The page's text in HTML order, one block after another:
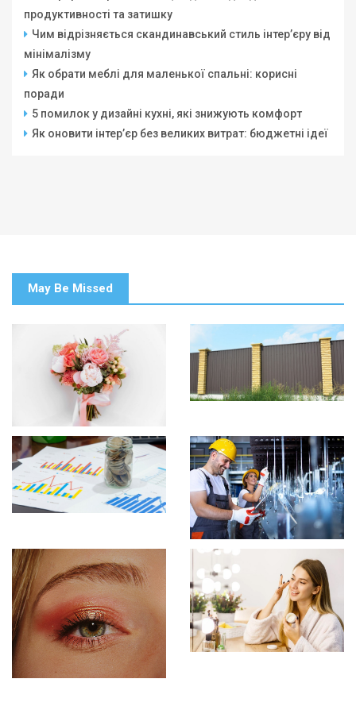
продуктивності та затишку
Чим відрізняється скандинавський стиль інтер’єру від
мінімалізму
Як обрати меблі для маленької спальні: корисні
поради
5 помилок у дизайні кухні, які знижують комфорт
Як оновити інтер’єр без великих витрат: бюджетні ідеї
May Be Missed